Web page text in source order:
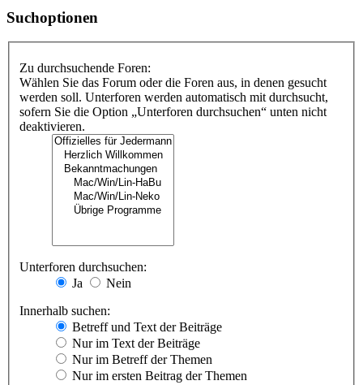
Suchoptionen
Zu durchsuchende Foren:
Wählen Sie das Forum oder die Foren aus, in denen gesucht
werden soll. Unterforen werden automatisch mit durchsucht,
sofern Sie die Option „Unterforen durchsuchen“ unten nicht
deaktivieren.
Unterforen durchsuchen:
Ja
Nein
Innerhalb suchen:
Betreff und Text der Beiträge
Nur im Text der Beiträge
Nur im Betreff der Themen
Nur im ersten Beitrag der Themen